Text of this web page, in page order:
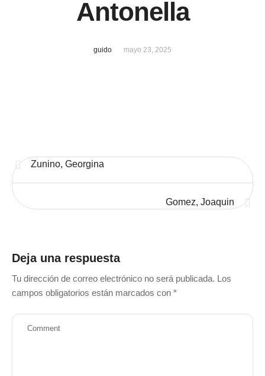
Antonella
guido mayo 23, 2025
Zunino, Georgina
Gomez, Joaquin
Deja una respuesta
Tu dirección de correo electrónico no será publicada. Los
campos obligatorios están marcados con *